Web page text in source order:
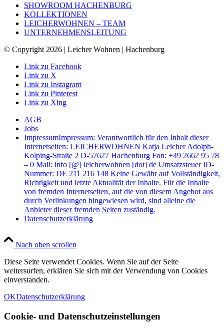
SHOWROOM HACHENBURG
KOLLEKTIONEN
LEICHERWOHNEN – TEAM
UNTERNEHMENSLEITUNG
© Copyright 2026 | Leicher Wohnen | Hachenburg
Link zu Facebook
Link zu X
Link zu Instagram
Link zu Pinterest
Link zu Xing
AGB
Jobs
ImpressumImpressum: Verantwortlich für den Inhalt dieser
Internetseiten: LEICHERWOHNEN Katja Leicher Adolph-
Kolping-Straße 2 D-57627 Hachenburg Fon: +49 2662 95 78
– 0 Mail: info [@] leicherwohnen [dot] de Umsatzsteuer ID-
Nummer: DE 211 216 148 Keine Gewähr auf Vollständigkeit,
Richtigkeit und letzte Aktualität der Inhalte. Für die Inhalte
von fremden Internetseiten, auf die von diesem Angebot aus
durch Verlinkungen hingewiesen wird, sind alleine die
Anbieter dieser fremden Seiten zuständig.
Datenschutzerklärung
Nach oben scrollen
Diese Seite verwendet Cookies. Wenn Sie auf der Seite
weitersurfen, erklären Sie sich mit der Verwendung von Cookies
einverstanden.
OKDatenschutzerklärung
Cookie- und Datenschutzeinstellungen